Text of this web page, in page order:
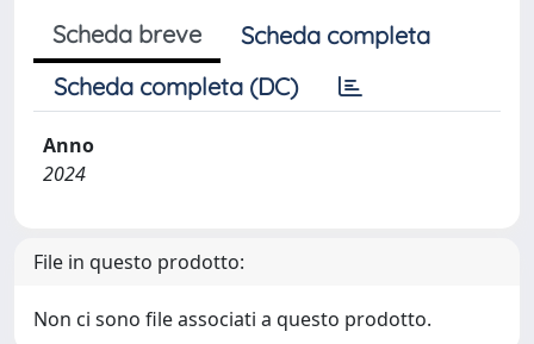
Scheda breve
Scheda completa
Scheda completa (DC)
Anno
2024
File in questo prodotto:
Non ci sono file associati a questo prodotto.